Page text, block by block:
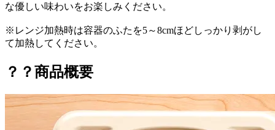
な優しい味わいをお楽しみください。
※レンジ加熱時は容器のふたを5～8cmほどしっかり剥がし
て加熱してください。
？？商品概要